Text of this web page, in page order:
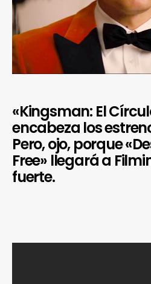
«Kingsman: El
encabeza los
Pero, ojo, porque
Free» llegará a
fuerte.